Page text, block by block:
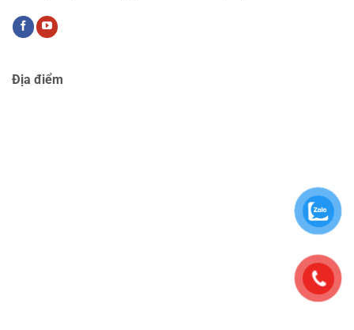
Địa điểm